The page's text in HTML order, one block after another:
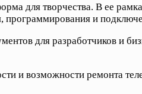
для творчества. В ее
и
для разработчиков и
и возможности ремонта